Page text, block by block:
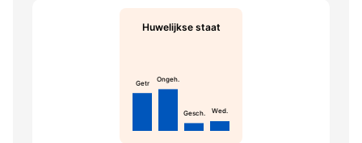
Huwelijkse staat
Getr Ongeh.
Gesch. Wed.